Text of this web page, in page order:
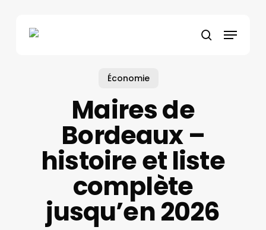
search
Menu
Économie
Maires de
Bordeaux –
histoire et liste
complète
jusqu’en 2026